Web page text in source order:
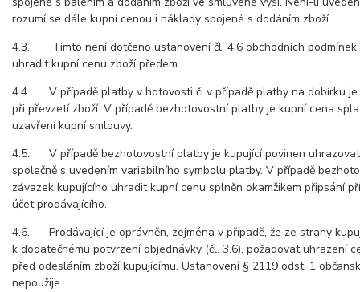
rozumí se dále kupní cenou i náklady spojené s dodáním zboží.
4.3. Tímto není dotčeno ustanovení čl. 4.6 obchodních podmínek
uhradit kupní cenu zboží předem.
4.4. V případě platby v hotovosti či v případě platby na dobírku je
při převzetí zboží. V případě bezhotovostní platby je kupní cena
uzavření kupní smlouvy.
4.5. V případě bezhotovostní platby je kupující povinen uhrazovat
společně s uvedením variabilního symbolu platby. V případě
závazek kupujícího uhradit kupní cenu splněn okamžikem připsání
účet prodávajícího.
4.6. Prodávající je oprávněn, zejména v případě, že ze strany
k dodatečnému potvrzení objednávky (čl. 3.6), požadovat uhrazení
před odesláním zboží kupujícímu. Ustanovení § 2119 odst. 1
nepoužije.